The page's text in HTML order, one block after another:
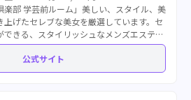
楽部 学芸前ルーム」美しい、スタイル、美
げたセレブな美女を厳選しています。セ
できる、スタイリッシュなメンズエステで
歩数分のルームになります。
公式サイト